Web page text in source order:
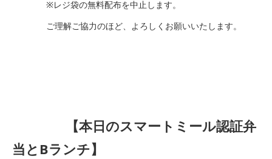
※レジ袋の無料配布を中止します。
ご理解ご協力のほど、よろしくお願いいたします。
【本日のスマートミール認証弁
当とBランチ】